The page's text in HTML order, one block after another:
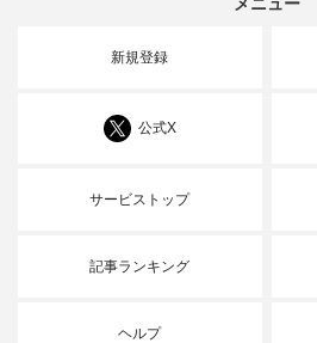
新規登録
公式X
サービストップ
記事ランキング
ヘルプ